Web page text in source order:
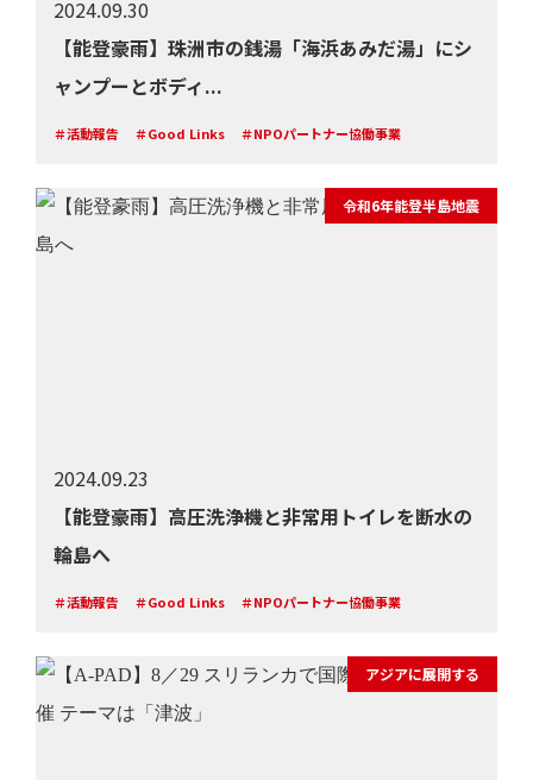
2024.09.30
【能登豪雨】珠洲市の銭湯「海浜あみだ湯」にシ
ャンプーとボディ...
＃活動報告 ＃Good Links ＃NPOパートナー協働事業
2024.09.23
【能登豪雨】高圧洗浄機と非常用トイレを断水の
輪島へ
＃活動報告 ＃Good Links ＃NPOパートナー協働事業
令和6年能登半島地震
アジアに展開する